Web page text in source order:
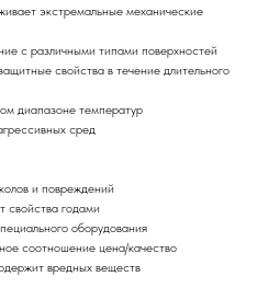
экстремальные механические
с различными типами поверхностей
свойства в течение длительного
диапазоне температур
сред
и повреждений
свойства годами
оборудования
соотношение цена/качество
вредных веществ